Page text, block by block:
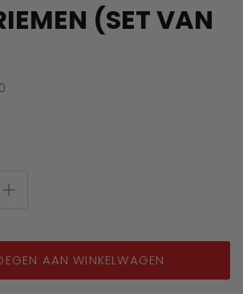
(SET VAN
AAN WINKELWAGEN